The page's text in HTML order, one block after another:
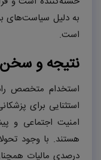
به دلیل سیاست‌های
است.
نتیجه و
استخدام متخصص
استثنایی برای
امنیت اجتماعی و
هستند. با وجود
درصدی مالیات